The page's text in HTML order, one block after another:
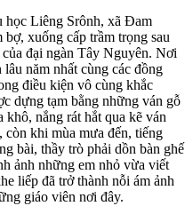
học Liêng Srônh, xã Đam
xuống cấp trầm trọng sau
đại ngàn Tây Nguyên. Nơi
năm nhất cùng các đồng
điều kiện vô cùng khắc
dựng tạm bằng những ván gỗ
nắng rát hắt qua kẽ ván
khi mùa mưa đến, tiếng
bài, thầy trò phải dồn bàn ghế
ảnh những em nhỏ vừa viết
liếp đã trở thành nỗi ám ảnh
giáo viên nơi đây.